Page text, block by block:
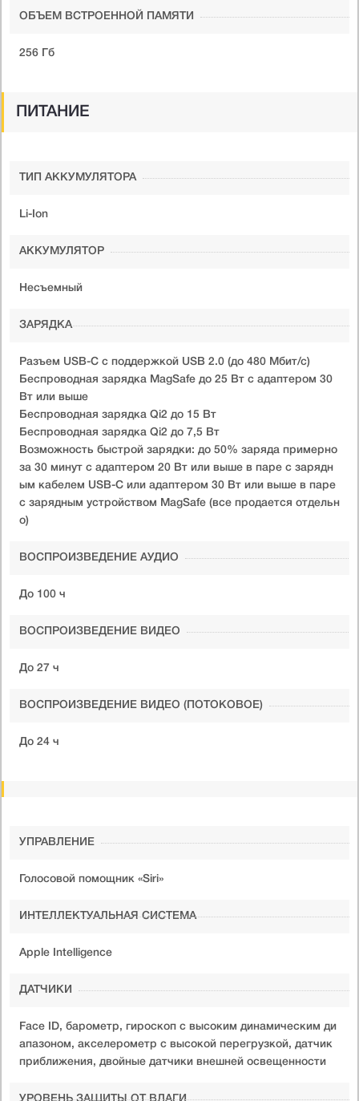
ОБЪЕМ ВСТРОЕННОЙ ПАМЯТИ
256 Гб
ПИТАНИЕ
ТИП АККУМУЛЯТОРА
Li-Ion
АККУМУЛЯТОР
Несъемный
ЗАРЯДКА
Разъем USB-C с поддержкой USB 2.0 (до 480 Мбит/с)
Беспроводная зарядка MagSafe до 25 Вт с адаптером 30
Вт или выше
Беспроводная зарядка Qi2 до 15 Вт
Беспроводная зарядка Qi2 до 7,5 Вт
Возможность быстрой зарядки: до 50% заряда примерно
за 30 минут с адаптером 20 Вт или выше в паре с зарядн
ым кабелем USB-C или адаптером 30 Вт или выше в паре
с зарядным устройством MagSafe (все продается отдельн
о)
ВОСПРОИЗВЕДЕНИЕ АУДИО
До 100 ч
ВОСПРОИЗВЕДЕНИЕ ВИДЕО
До 27 ч
ВОСПРОИЗВЕДЕНИЕ ВИДЕО (ПОТОКОВОЕ)
До 24 ч
УПРАВЛЕНИЕ
Голосовой помощник «Siri»
ИНТЕЛЛЕКТУАЛЬНАЯ СИСТЕМА
Apple Intelligence
ДАТЧИКИ
Face ID, барометр, гироскоп с высоким динамическим ди
апазоном, акселерометр с высокой перегрузкой, датчик
приближения, двойные датчики внешней освещенности